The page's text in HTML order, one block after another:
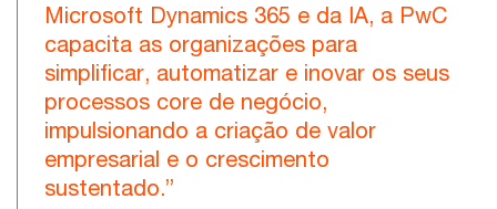
Microsoft Dynamics 365 e da IA, a PwC
capacita as organizações para
simplificar, automatizar e inovar os seus
processos core de negócio,
impulsionando a criação de valor
empresarial e o crescimento
sustentado.”